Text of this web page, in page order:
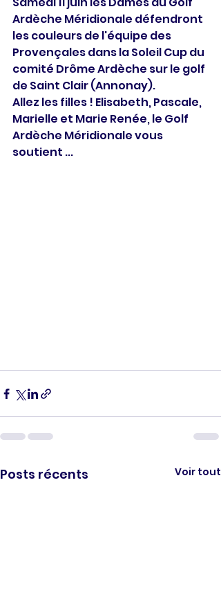
Ardèche Méridionale défendront
les couleurs de l'équipe des
Provençales dans la Soleil Cup du
comité Drôme Ardèche sur le golf
de Saint Clair (Annonay).
Allez les filles ! Elisabeth, Pascale,
Marielle et Marie Renée, le Golf
Ardèche Méridionale vous
soutient ...
Posts récents Voir tout